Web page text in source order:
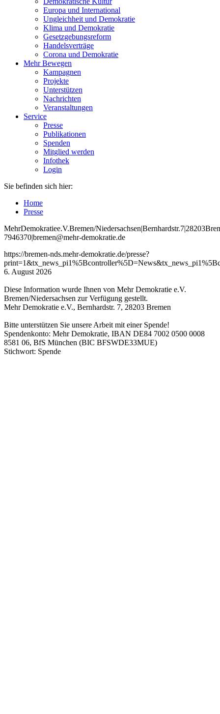
Europa und International
Ungleichheit und Demokratie
Klima und Demokratie
Gesetzgebungsreform
Handelsverträge
Corona und Demokratie
Mehr Bewegen
Kampagnen
Projekte
Unterstützen
Nachrichten
Veranstaltungen
Service
Presse
Publikationen
Spenden
Mitglied werden
Infothek
Login
Sie befinden sich hier:
Home
Presse
MehrDemokratiee.V.Bremen/Niedersachsen|Bernhardstr.7|28203
7946370|bremen@mehr-demokratie.de
https://bremen-nds.mehr-demokratie.de/presse?
6. August 2026
Diese Information wurde Ihnen von Mehr Demokratie e.V.
Bremen/Niedersachsen zur Verfügung gestellt.
Mehr Demokratie e.V., Bernhardstr. 7, 28203 Bremen
Bitte unterstützen Sie unsere Arbeit mit einer Spende!
Spendenkonto: Mehr Demokratie, IBAN DE84 7002 0500 0008
8581 06, BfS München (BIC BFSWDE33MUE)
Stichwort: Spende